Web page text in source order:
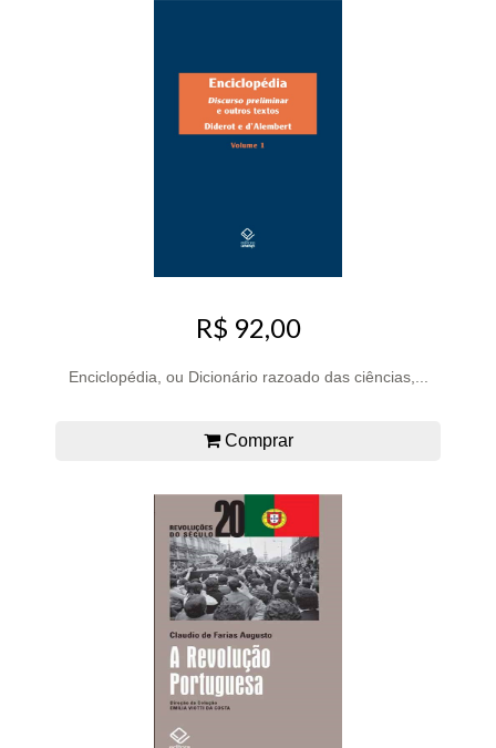
R$ 92,00
Enciclopédia, ou Dicionário razoado das ciências,...
Comprar